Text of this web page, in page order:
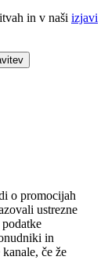
in v naši izjavi
o promocijah
ustrezne
in
če že